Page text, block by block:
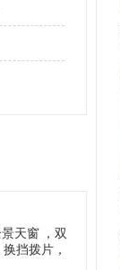
天窗 ，双
挡拨片，